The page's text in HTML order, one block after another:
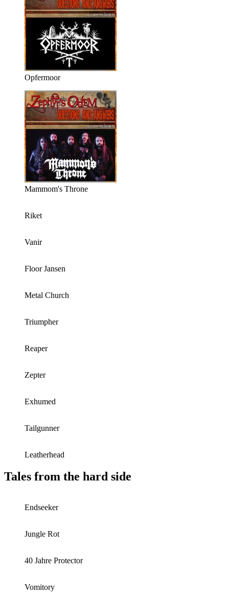
Opfermoor
Mammom's Throne
Riket
Vanir
Floor Jansen
Metal Church
Triumpher
Reaper
Zepter
Exhumed
Tailgunner
Leatherhead
Tales from the hard side
Endseeker
Jungle Rot
40 Jahre Protector
Vomitory